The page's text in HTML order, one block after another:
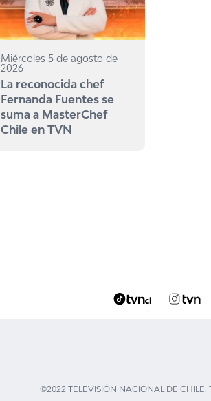
Miércoles 5 de agosto de
2026
La reconocida chef
Fernanda Fuentes se
suma a MasterChef
Chile en TVN
©2022 TELEVISIÓN NACIONAL DE CHILE.